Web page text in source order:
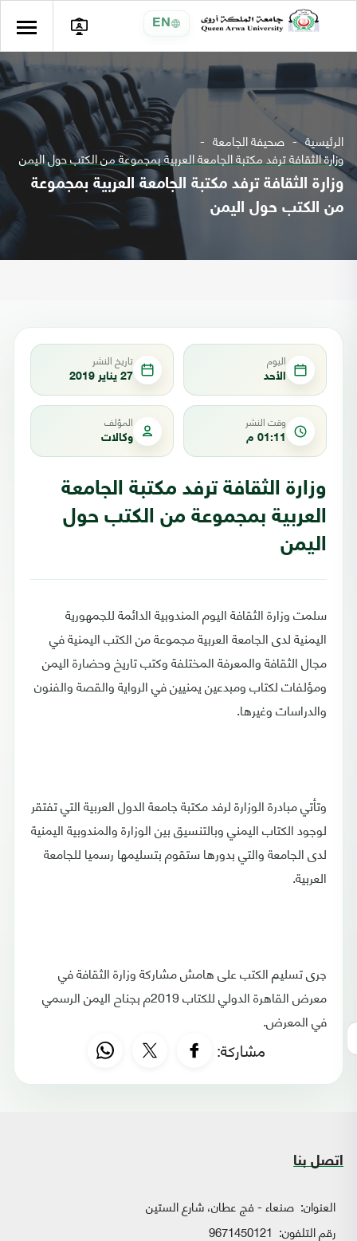
EN
الرئيسية صحيفة الجامعة
وزارة الثقافة ترفد مكتبة الجامعة العربية بمجموعة من الكتب حول اليمن
وزارة الثقافة ترفد مكتبة الجامعة العربية بمجموعة
من الكتب حول اليمن
اليوم
الأحد
تاريخ النشر
27 يناير 2019
وقت النشر
01:11 م
المؤلف
وكالات
وزارة الثقافة ترفد مكتبة الجامعة
العربية بمجموعة من الكتب حول
اليمن
سلمت وزارة الثقافة اليوم المندوبية الدائمة للجمهورية
اليمنية لدى الجامعة العربية مجموعة من الكتب اليمنية في
مجال الثقافة والمعرفة المختلفة وكتب تاريخ وحضارة اليمن
ومؤلفات لكتاب ومبدعين يمنيين في الرواية والقصة والفنون
والدراسات وغيرها.
وتأتي مبادرة الوزارة لرفد مكتبة جامعة الدول العربية التي تفتقر
لوجود الكتاب اليمني وبالتنسيق بين الوزارة والمندوبية اليمنية
لدى الجامعة والتي بدورها ستقوم بتسليمها رسميا للجامعة
العربية.
جرى تسليم الكتب على هامش مشاركة وزارة الثقافة في
معرض القاهرة الدولي للكتاب 2019م بجناح اليمن الرسمي
في المعرض.
مشاركة:
اتصل بنا
العنوان: صنعاء - فج عطان، شارع الستين
رقم التلفون: 9671450121